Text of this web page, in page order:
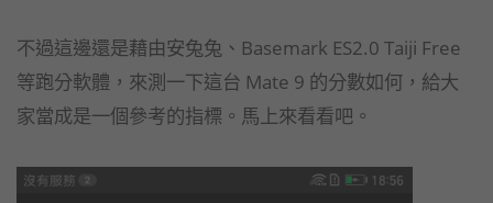
不過這邊還是藉由安兔兔、Basemark ES2.0 Taiji Free
等跑分軟體，來測一下這台 Mate 9 的分數如何，給大
家當成是一個參考的指標。馬上來看看吧。